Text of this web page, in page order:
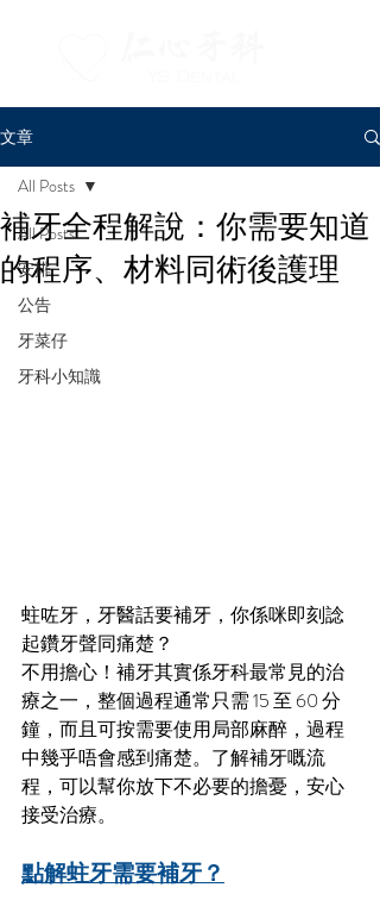
文章
All Posts
安排
公告
牙菜仔
牙科小知識
All Posts
補牙全程解說：你需要知道
的程序、材料同術後護理
蛀咗牙，牙醫話要補牙，你係咪即刻諗
起鑽牙聲同痛楚？
不用擔心！補牙其實係牙科最常見的治
療之一，整個過程通常只需 15 至 60 分
鐘，而且可按需要使用局部麻醉，過程
中幾乎唔會感到痛楚。了解補牙嘅流
程，可以幫你放下不必要的擔憂，安心
接受治療。
點解蛀牙需要補牙？